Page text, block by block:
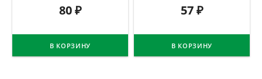
80₽
В КОРЗИНУ
57₽
В КОРЗИНУ